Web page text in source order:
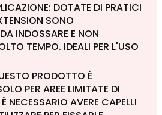
DOTATE DI PRATICI
SONO
INDOSSARE E NON
TEMPO. IDEALI PER L'USO
PRODOTTO È
PER AREE LIMITATE DI
NECESSARIO AVERE CAPELLI